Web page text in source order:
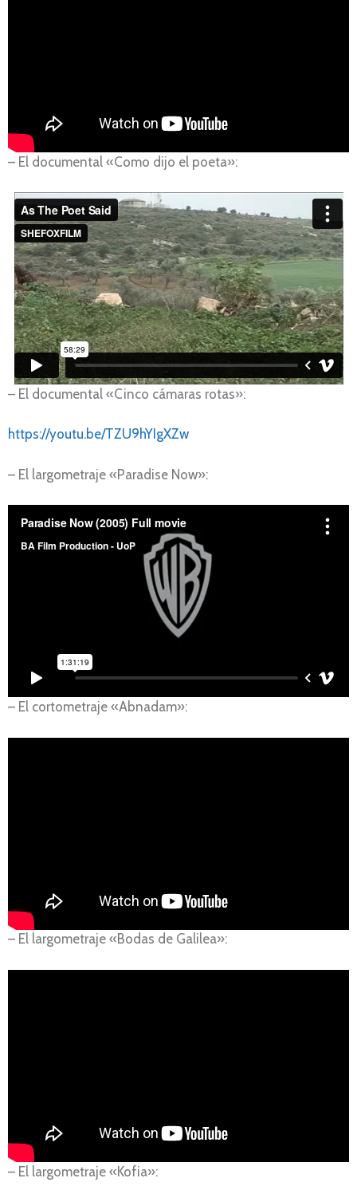
– El documental «Como dijo el poeta»:
– El documental «Cinco cámaras rotas»:
https://youtu.be/TZU9hYIgXZw
– El largometraje «Paradise Now»:
– El cortometraje «Abnadam»:
– El largometraje «Bodas de Galilea»:
– El largometraje «Kofia»: